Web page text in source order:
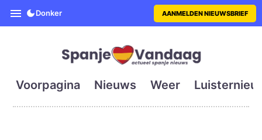
SpanjeVandaag is de eerste
Donker AANMELDEN NIEUWSBRIEF
Voorpagina Nieuws Weer